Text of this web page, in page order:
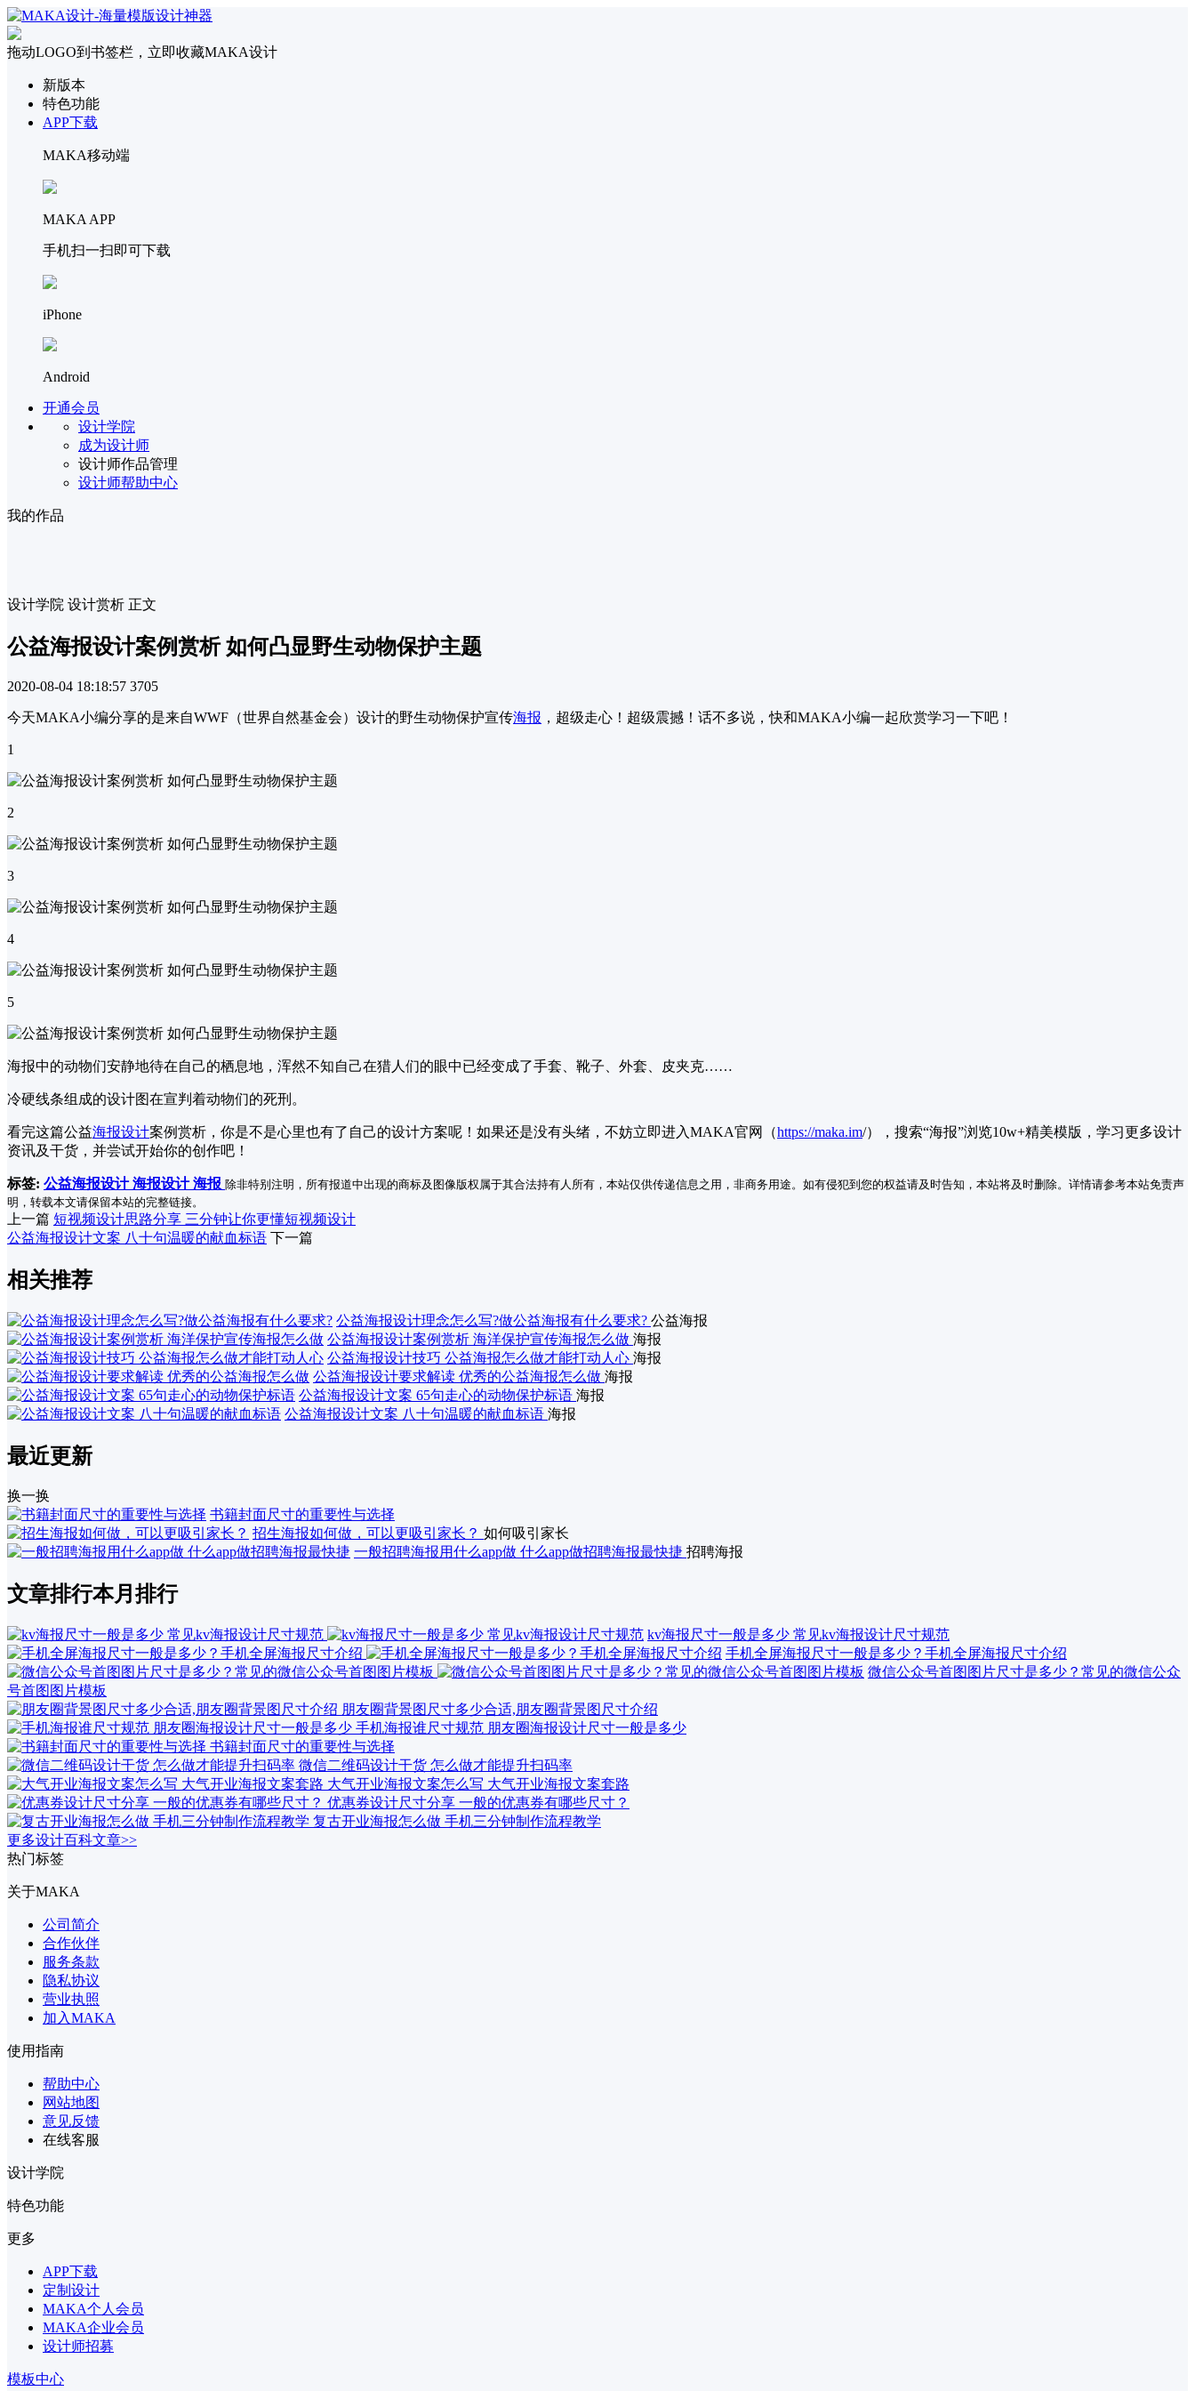
拖动LOGO到书签栏，立即收藏MAKA设计
新版本
特色功能
APP下载
MAKA移动端
MAKA APP
手机扫一扫即可下载
iPhone
Android
开通会员
设计学院
成为设计师
设计师作品管理
设计师帮助中心
我的作品
设计学院 设计赏析 正文
公益海报设计案例赏析 如何凸显野生动物保护主题
2020-08-04 18:18:57 3705
今天MAKA小编分享的是来自WWF（世界自然基金会）设计的野生动物保护宣传海报 ，超级走心！超级震撼！话不多说，快和MAKA小编一起欣赏学习一下吧！
1
2
3
4
5
海报中的动物们安静地待在自己的栖息地，浑然不知自己在猎人们的眼中已经变成了手套、靴子、外套、皮夹克……
冷硬线条组成的设计图在宣判着动物们的死刑。
看完这篇公益海报设计案例赏析，你是不是心里也有了自己的设计方案呢！如果还是没有头绪，不妨立即进入MAKA官网（https://maka.im/），搜索“海报”浏览10w+精美模版，学习更多设计
资讯及干货，并尝试开始你的创作吧！
标签: 公益海报设计海报设计海报 除非特别注明，所有报道中出现的商标及图像版权属于其合法持有人所有，本站仅供传递信息之用，非商务用途。如有侵犯到您的权益请及时告知，本站将及时删除。详情请参考本站免责声
明，转载本文请保留本站的完整链接。
上一篇 短视频设计思路分享 三分钟让你更懂短视频设计
公益海报设计文案 八十句温暖的献血标语 下一篇
相关推荐
公益海报设计理念怎么写?做公益海报有什么要求? 公益海报
公益海报设计案例赏析 海洋保护宣传海报怎么做 海报
公益海报设计技巧 公益海报怎么做才能打动人心 海报
公益海报设计要求解读 优秀的公益海报怎么做 海报
公益海报设计文案 65句走心的动物保护标语 海报
公益海报设计文案 八十句温暖的献血标语 海报
最近更新
换一换
书籍封面尺寸的重要性与选择
招生海报如何做，可以更吸引家长？ 如何吸引家长
一般招聘海报用什么app做 什么app做招聘海报最快捷 招聘海报
文章排行本月排行
kv海报尺寸一般是多少 常见kv海报设计尺寸规范
手机全屏海报尺寸一般是多少？手机全屏海报尺寸介绍
微信公众号首图图片尺寸是多少？常见的微信公众
号首图图片模板
朋友圈背景图尺寸多少合适,朋友圈背景图尺寸介绍
手机海报谁尺寸规范 朋友圈海报设计尺寸一般是多少
书籍封面尺寸的重要性与选择
微信二维码设计干货 怎么做才能提升扫码率
大气开业海报文案怎么写 大气开业海报文案套路
优惠券设计尺寸分享 一般的优惠券有哪些尺寸？
复古开业海报怎么做 手机三分钟制作流程教学
更多设计百科文章>>
热门标签
关于MAKA
公司简介
合作伙伴
服务条款
隐私协议
营业执照
加入MAKA
使用指南
帮助中心
网站地图
意见反馈
在线客服
设计学院
特色功能
更多
APP下载
定制设计
MAKA个人会员
MAKA企业会员
设计师招募
模板中心